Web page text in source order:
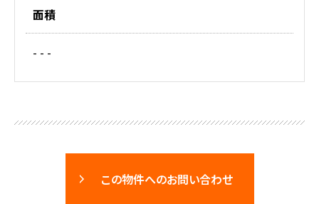
面積
- - -
この物件へのお問い合わせ